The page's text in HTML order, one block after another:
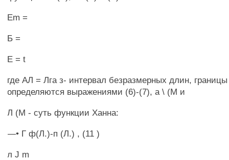
Em =
Б =
Е = t
где АЛ = Лга з- интервал безразмерных длин,
определяются выражениями (6)-(7), а \ (М и
Л (М - суть функции Ханна:
—• Г ф(Л.)-п (Л.) , (11 )
л J m